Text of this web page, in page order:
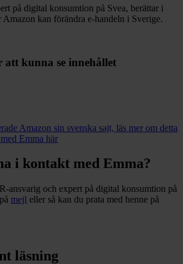
på digital konsumtion på Svea, berättar i
kan förändra e-handeln i Sverige.
att kunna se innehållet
Amazon sin svenska sajt, läs mer om detta
Emma här
i kontakt med Emma?
ansvarig och expert på digital konsumtion på
mejl eller så kan du prata med henne på
läsning